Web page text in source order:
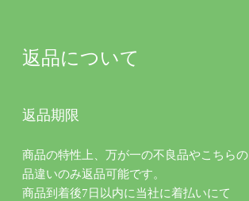
返品について
返品期限
商品の特性上、万が一の不良品やこちらの
品違いのみ返品可能です。
商品到着後7日以内に当社に着払いにて